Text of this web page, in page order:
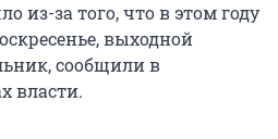
из-за того, что в этом году
выходной
сообщили в
власти.